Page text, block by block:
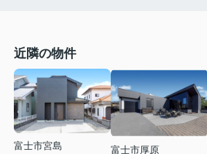
近隣の物件
富士市宮島
富士市厚原